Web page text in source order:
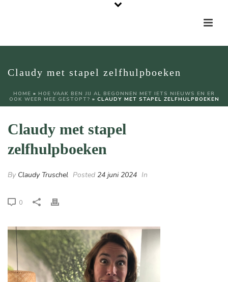
Claudy met stapel zelfhulpboeken
HOME » HOE VAAK BEN JIJ AL BEGONNEN MET IETS NIEUWS EN ER
OOK WEER MEE GESTOPT? » CLAUDY MET STAPEL ZELFHULPBOEKEN
Claudy met stapel
zelfhulpboeken
By Claudy Truschel Posted 24 juni 2024 In
0